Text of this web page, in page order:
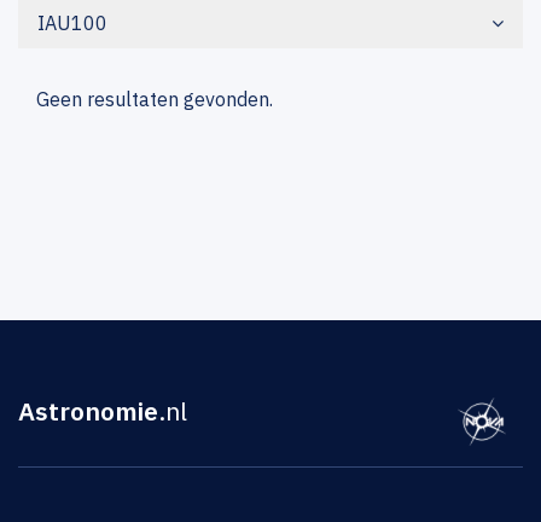
IAU100
Geen resultaten gevonden.
Astronomie.nl